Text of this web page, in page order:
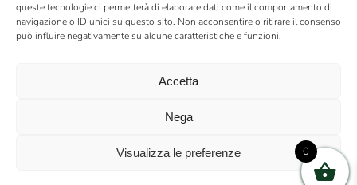
queste tecnologie ci permetterà di elaborare dati come il comportamento di
navigazione o ID unici su questo sito. Non acconsentire o ritirare il consenso
può influire negativamente su alcune caratteristiche e funzioni.
Accetta
Nega
Visualizza le preferenze
AGRICOMs.r.l.
via Montalbano 65 51100 Case Nuove di Masiano (PT) | codice
Int. versato | Repertorio Economico Amministrativo C.C.I.A.A. di
Privacy policy
0